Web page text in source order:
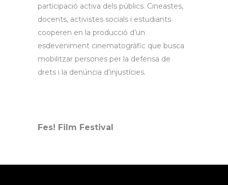
participació activa dels públics. Cineastes,
docents, activistes socials i estudiants
cooperen en la producció d’un
esdeveniment cinematogràfic que busca
mobilitzar persones per la defensa de
drets i la denúncia d’injustícies.
Fes! Film Festival